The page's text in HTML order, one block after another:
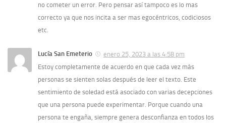
no cometer un error. Pero pensar así tampoco es lo mas
correcto ya que nos incita a ser mas egocéntricos, codiciosos
etc.
Lucía San Emeterio
enero 25, 2023 a las 4:58 pm
Estoy completamente de acuerdo en que cada vez más
personas se sienten solas después de leer el texto. Este
sentimiento de soledad está asociado con varias decepciones
que una persona puede experimentar. Porque cuando una
persona te engaña, siempre genera desconfianza en todos los